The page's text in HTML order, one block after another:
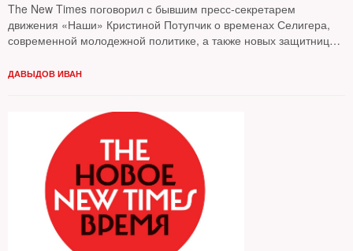
The New Times поговорил с бывшим пресс-секретарем
движения «Наши» Кристиной Потупчик о временах Селигера,
современной молодежной политике, а также новых защитницах
ДАВЫДОВ ИВАН